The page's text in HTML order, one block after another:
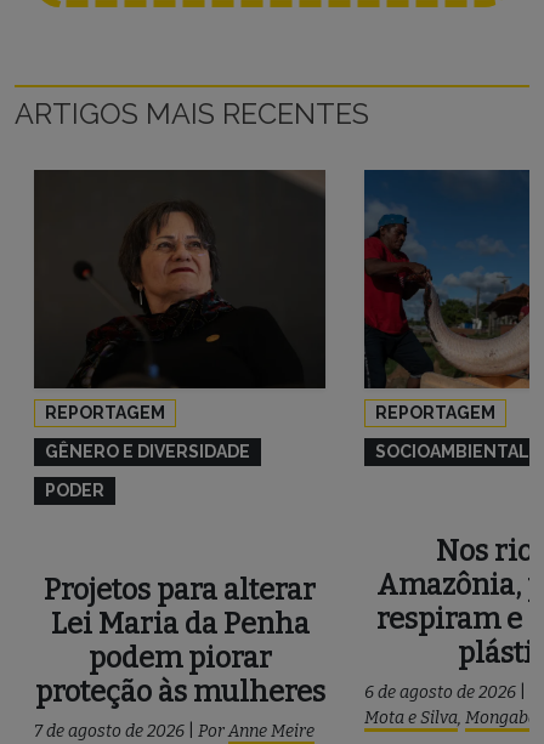
ARTIGOS MAIS RECENTES
REPORTAGEM
GÊNERO E DIVERSIDADE
PODER
Projetos para alterar
Lei Maria da Penha
podem piorar
proteção às mulheres
7 de agosto de 2026 PorAnne Meire
REPORTAGEM
SOCIOAMBIENTAL
Nos
Amazônia,
respiram e
6 de agosto de 2026
Mota e Silva,